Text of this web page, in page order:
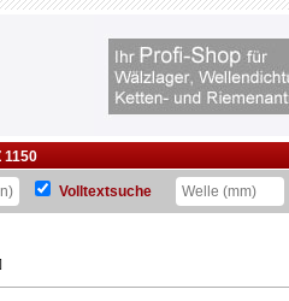
1150
Volltextsuche